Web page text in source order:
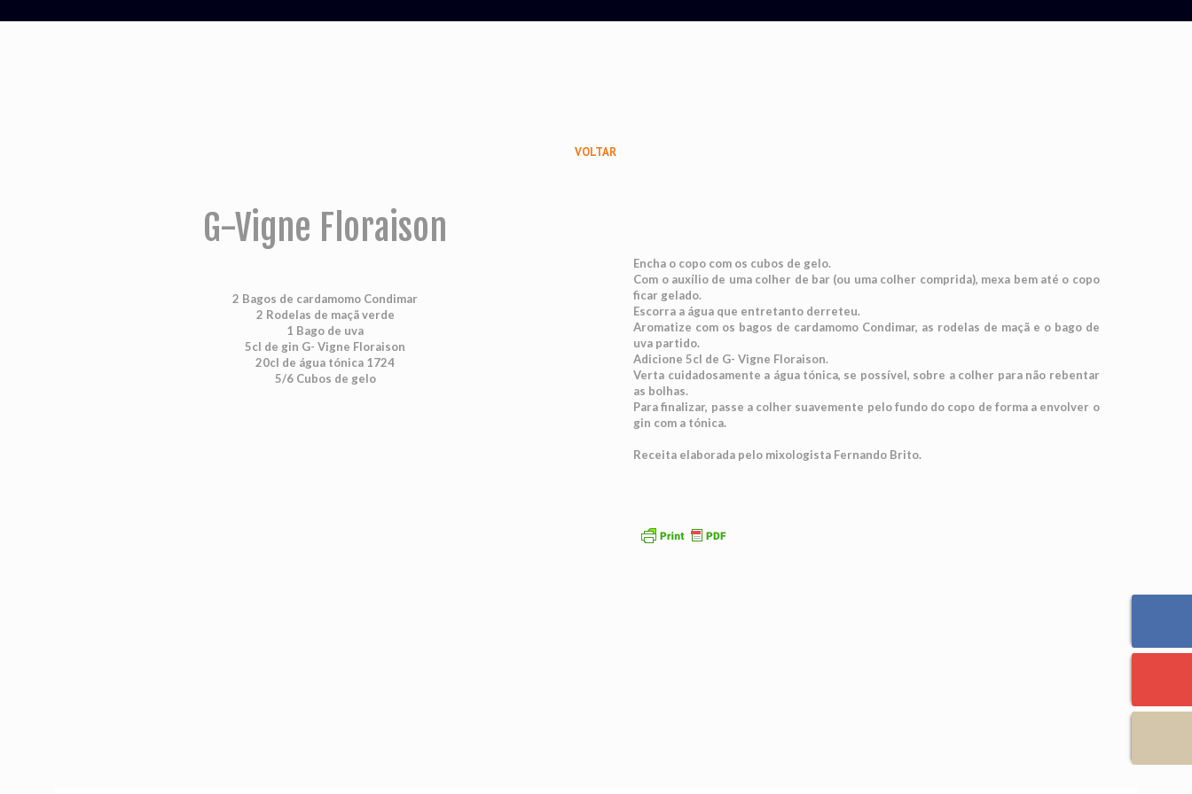
VOLTAR
G-Vigne Floraison
2 Bagos de cardamomo Condimar
2 Rodelas de maçã verde
1 Bago de uva
5cl de gin G- Vigne Floraison
20cl de água tónica 1724
5/6 Cubos de gelo
Encha o copo com os cubos de gelo.
Com o auxílio de uma colher de bar (ou uma colher comprida), mexa bem até o copo
ficar gelado.
Escorra a água que entretanto derreteu.
Aromatize com os bagos de cardamomo Condimar, as rodelas de maçã e o bago de
uva partido.
Adicione 5cl de G- Vigne Floraison.
Verta cuidadosamente a água tónica, se possível, sobre a colher para não rebentar
as bolhas.
Para finalizar, passe a colher suavemente pelo fundo do copo de forma a envolver o
gin com a tónica.
Receita elaborada pelo mixologista Fernando Brito.